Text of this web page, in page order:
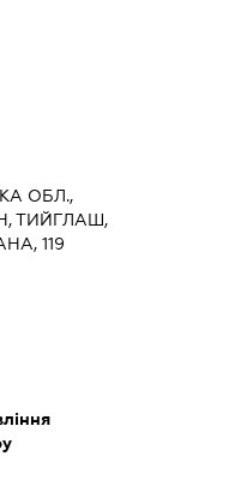
ОБЛ.,
ТИЙГЛАШ,
119